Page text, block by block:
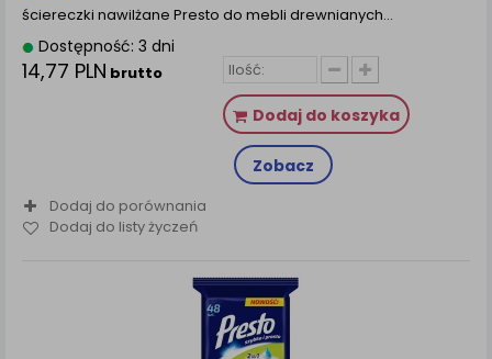
ściereczki nawilżane Presto do mebli drewnianych…
Dostępność: 3 dni
14,77 PLN brutto
Dodaj do koszyka
Zobacz
Dodaj do porównania
Dodaj do listy życzeń